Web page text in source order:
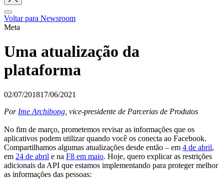
tray
Voltar para Newsroom
Meta
Uma atualização da
plataforma
02/07/201817/06/2021
Por Ime Archibong , vice-presidente de Parcerias de Produtos
No fim de março, prometemos revisar as informações que os
aplicativos podem utilizar quando você os conecta ao Facebook.
Compartilhamos algumas atualizações desde então – em 4 de abril,
em 24 de abril e na F8 em maio. Hoje, quero explicar as restrições
adicionais da API que estamos implementando para proteger melhor
as informações das pessoas: